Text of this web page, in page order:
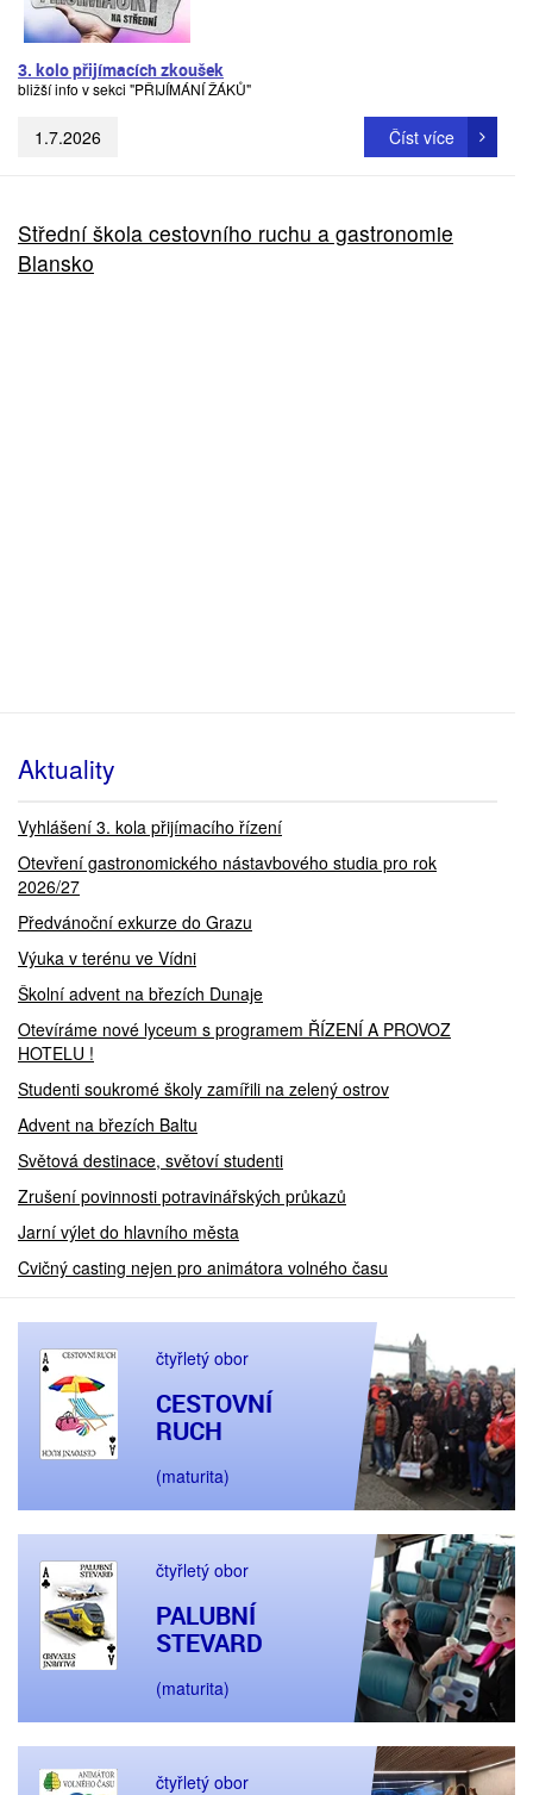
3. kolo přijímacích zkoušek
bližší info v sekci "PŘIJÍMÁNÍ ŽÁKŮ"
1.7.2026 Číst více
Střední škola cestovního ruchu a gastronomie
Blansko
Aktuality
Vyhlášení 3. kola přijímacího řízení
Otevření gastronomického nástavbového studia pro rok
2026/27
Předvánoční exkurze do Grazu
Výuka v terénu ve Vídni
Školní advent na březích Dunaje
Otevíráme nové lyceum s programem ŘÍZENÍ A PROVOZ
HOTELU !
Studenti soukromé školy zamířili na zelený ostrov
Advent na březích Baltu
Světová destinace, světoví studenti
Zrušení povinnosti potravinářských průkazů
Jarní výlet do hlavního města
Cvičný casting nejen pro animátora volného času
čtyřletý obor
CESTOVNÍ
RUCH
(maturita)
čtyřletý obor
PALUBNÍ
STEVARD
(maturita)
čtyřletý obor